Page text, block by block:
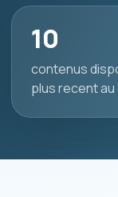
10
contenus
plus recent au